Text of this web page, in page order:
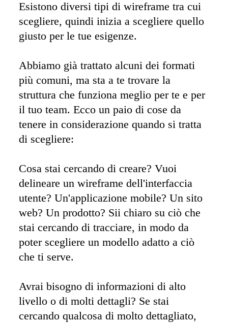
Esistono diversi tipi di wireframe tra cui
scegliere, quindi inizia a scegliere quello
giusto per le tue esigenze.
Abbiamo già trattato alcuni dei formati
più comuni, ma sta a te trovare la
struttura che funziona meglio per te e per
il tuo team. Ecco un paio di cose da
tenere in considerazione quando si tratta
di scegliere:
Cosa stai cercando di creare? Vuoi
delineare un wireframe dell'interfaccia
utente? Un'applicazione mobile? Un sito
web? Un prodotto? Sii chiaro su ciò che
stai cercando di tracciare, in modo da
poter scegliere un modello adatto a ciò
che ti serve.
Avrai bisogno di informazioni di alto
livello o di molti dettagli? Se stai
cercando qualcosa di molto dettagliato,